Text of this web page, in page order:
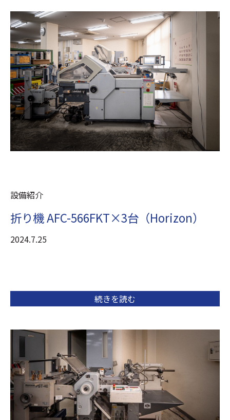
設備紹介
折り機 AFC-566FKT×3台（Horizon）
2024.7.25
続きを読む